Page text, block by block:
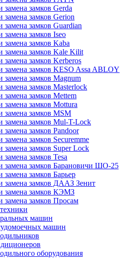
замена замков Gerda
замена замков Gerion
замена замков Guardian
замена замков Iseo
замена замков Kaba
замена замков Kale Kilit
замена замков Kerberos
замена замков KESO Assa ABLOY
замена замков Magnum
замена замков Masterlock
замена замков Mettem
замена замков Mottura
замена замков MSM
замена замков Mul-T-Lock
замена замков Pandoor
замена замков Securemme
замена замков Super Lock
замена замков Tesa
замена замков Барановичи ШО-25
замена замков Барьер
замена замков ДААЗ Зенит
замена замков КЭМЗ
замена замков Просам
машин
машин
оборудования